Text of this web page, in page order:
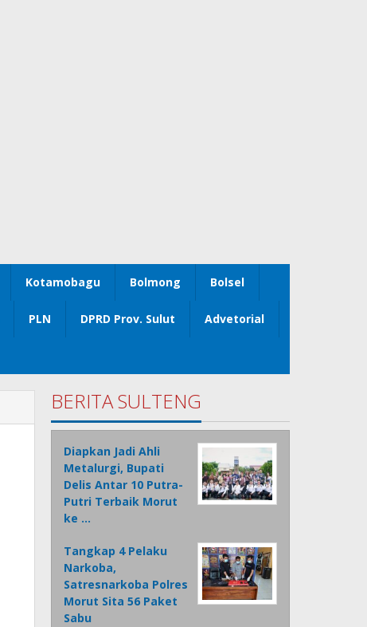
Kotamobagu Bolmong Bolsel
PLN DPRD Prov. Sulut Advetorial
BERITA SULTENG
Diapkan Jadi Ahli
Metalurgi, Bupati
Delis Antar 10 Putra-
Putri Terbaik Morut
ke …
Tangkap 4 Pelaku
Narkoba,
Satresnarkoba Polres
Morut Sita 56 Paket
Sabu